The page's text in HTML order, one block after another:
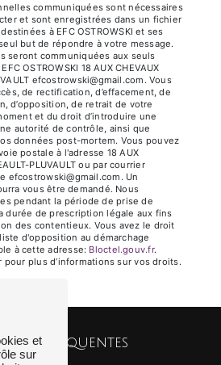
communiquées sont nécessaires
et sont enregistrées dans un fichier
à EFC OSTROWSKI et ses
but de répondre à votre message.
seront communiquées aux seuls
OSTROWSKI 18 AUX CHEVAUX
efcostrowski@gmail.com. Vous
de rectification, d’effacement, de
d’opposition, de retrait de votre
et du droit d’introduire une
autorité de contrôle, ainsi que
données post-mortem. Vous pouvez
postale à l'adresse 18 AUX
PLUVAULT ou par courrier
efcostrowski@gmail.com. Un
vous être demandé. Nous
pendant la période de prise de
durée de prescription légale aux fins
des contentieux. Vous avez le droit
d'opposition au démarchage
à cette adresse:
Bloctel.gouv.fr.
plus d’informations sur vos droits.
fréquentes
et
sur